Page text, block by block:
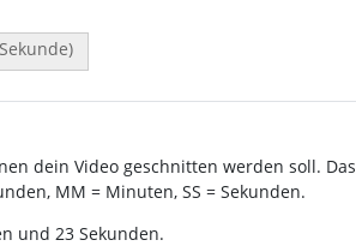
dein Video geschnitten werden soll. Das
MM = Minuten, SS = Sekunden.
und 23 Sekunden.